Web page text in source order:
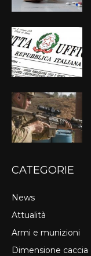
CATEGORIE
News
Attualità
Armi e munizioni
Dimensione caccia